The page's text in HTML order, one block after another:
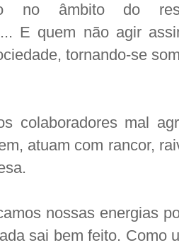
no âmbito do
E quem não agir
tornando-se
colaboradores mal
atuam com rancor,
nossas energias
sai bem feito. Como